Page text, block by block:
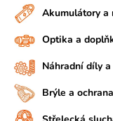
n
n
p
a
Akumulátory a
Optika a
Náhradní díly
Brýle a ochrana
A
J
Í
T
?